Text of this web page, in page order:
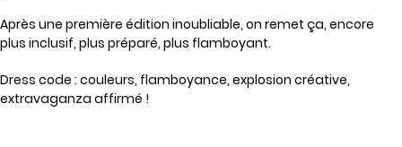
Après une première édition inoubliable, on remet ça, encore
plus inclusif, plus préparé, plus flamboyant.
Dress code : couleurs, flamboyance, explosion créative,
extravaganza affirmé !